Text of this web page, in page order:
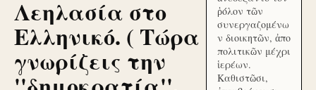
Λεηλασία στο
Ελληνικό. ( Τώρα
γνωρίζεις την
ῥόλον τῶν
συνεργαζομένω
ν διοικητῶν, ἀπο
πολιτικῶν μέχρι
ἱερέων.
Καθιστῶσι,